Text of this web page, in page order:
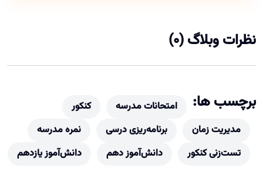
نظرات وبلاگ (0)
برچسب ها: امتحانات مدرسه
کنکور
مدیریت زمان
برنامه‌ریزی درسی
نمره مدرسه
تست‌زنی کنکور
دانش‌آموز دهم دانش‌آموز یازدهم